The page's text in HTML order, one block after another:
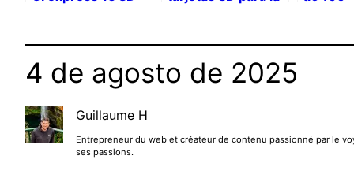
4 de agosto de 2025
Guillaume H
Entrepreneur du web et créateur de contenu passionné par le
ses passions.